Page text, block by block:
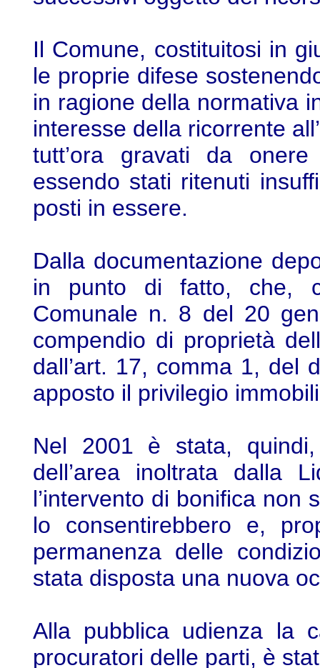
Il Comune, costituitosi in
le proprie difese
in ragione della normativa
interesse della ricorrente
tutt’ora gravati da
essendo stati ritenuti
posti in essere.
Dalla documentazione
in punto di fatto, che,
Comunale n. 8 del 20
compendio di proprietà
dall’art. 17, comma 1, del
apposto il privilegio
Nel 2001 è stata,
dell’area inoltrata dalla
l’intervento di bonifica non
lo consentirebbero e,
permanenza delle
stata disposta una nuova
Alla pubblica udienza la
procuratori delle parti, è